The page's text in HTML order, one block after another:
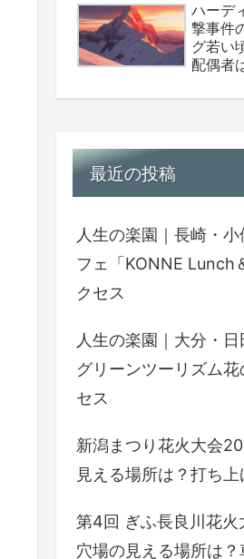
ハーデ
撃事件
グ若い
配偶者
最近の投稿
人生の楽園｜長崎・
フェ「KONNE Lunch
クセス
人生の楽園｜大分・
グリーンツーリズム
セス
新潟まつり花火大会
見える場所は？打ち上
第4回 ぎふ長良川花火
穴場の見える場所は？